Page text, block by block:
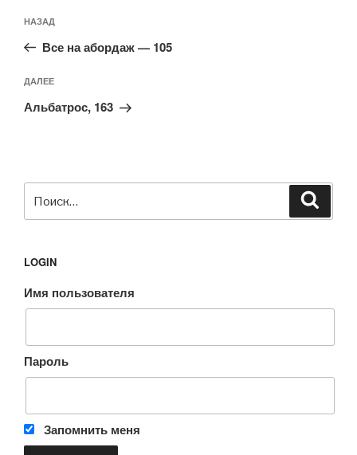
по
записям
Предыдущая
запись:
НАЗАД
Все на абордаж — 105
Следующая
запись
ДАЛЕЕ
Альбатрос, 163
LOGIN
Имя пользователя
Пароль
Запомнить меня